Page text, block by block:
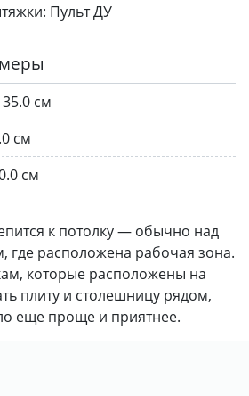
Пульт ДУ
35.0 см
см
см
к потолку — обычно над
где расположена рабочая зона.
которые расположены на
плиту и столешницу рядом,
еще проще и приятнее.